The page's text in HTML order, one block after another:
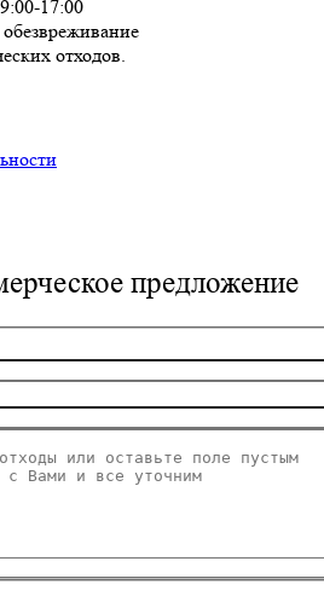
17:00
отходов.
предложение